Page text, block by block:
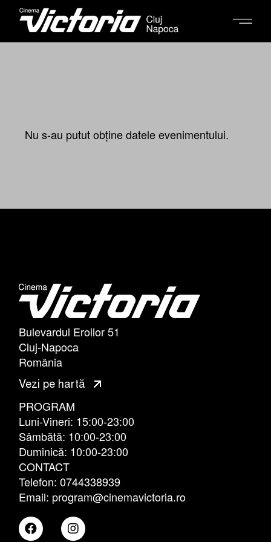
Nu s-au putut obține datele evenimentului.
Bulevardul Eroilor 51
Cluj-Napoca
România
Vezi pe hartă
PROGRAM
Luni-Vineri: 15:00-23:00
Sâmbătă: 10:00-23:00
Duminică: 10:00-23:00
CONTACT
Telefon: 0744338939
Email: program@cinemavictoria.ro